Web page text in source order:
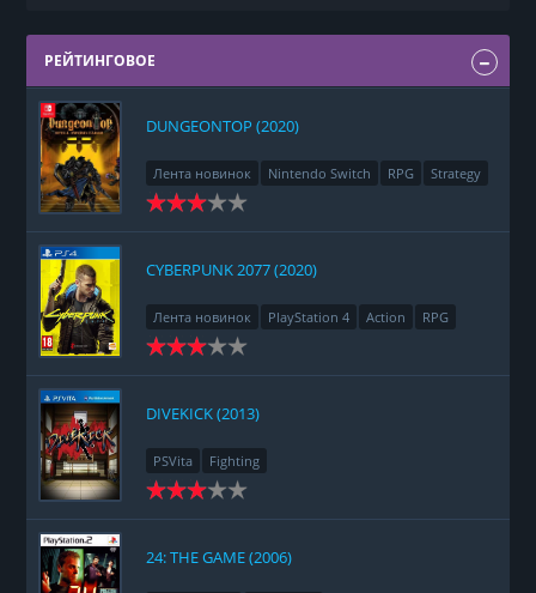
РЕЙТИНГОВОЕ
DUNGEONTOP (2020)
Лента новинок Nintendo Switch RPG Strategy
CYBERPUNK 2077 (2020)
Лента новинок PlayStation 4 Action
RPG
Racing
Adventure
DIVEKICK (2013)
PSVita Fighting
24: THE GAME (2006)